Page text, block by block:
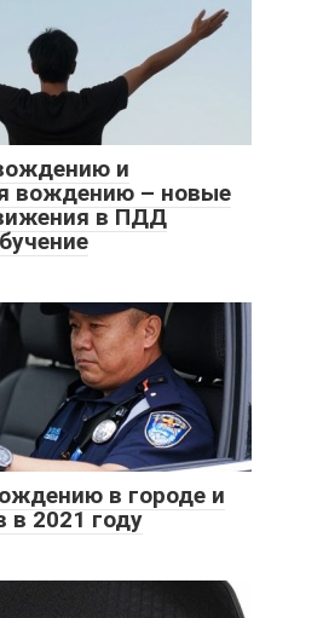
и
вождению – новые
в ПДД
в городе и
в 2021 году